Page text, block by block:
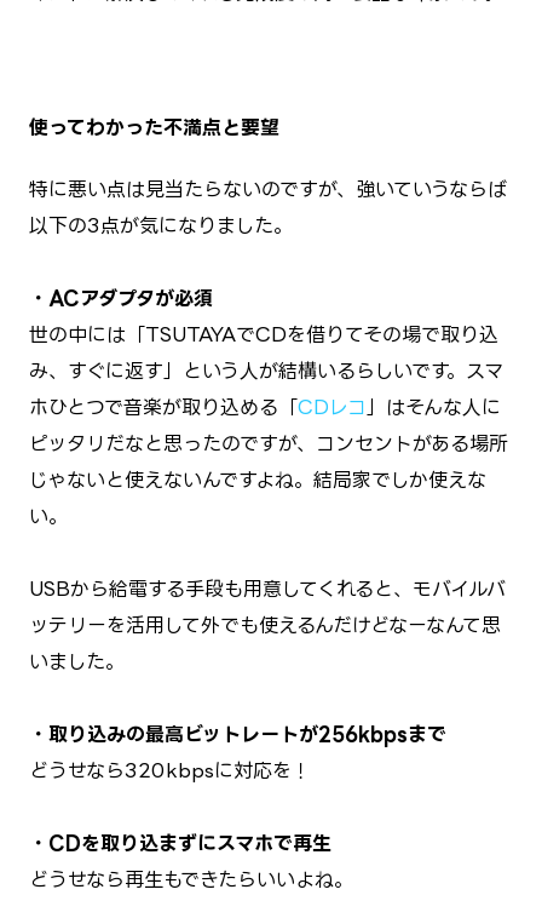
使ってわかった不満点と要望
特に悪い点は見当たらないのですが、強いていうならば
以下の3点が気になりました。
・ACアダプタが必須
世の中には「TSUTAYAでCDを借りてその場で取り込
み、すぐに返す」という人が結構いるらしいです。スマ
ホひとつで音楽が取り込める「CDレコ
」はそんな人に
ピッタリだなと思ったのですが、コンセントがある場所
じゃないと使えないんですよね。結局家でしか使えな
い。
USBから給電する手段も用意してくれると、モバイルバ
ッテリーを活用して外でも使えるんだけどなーなんて思
いました。
・取り込みの最高ビットレートが256kbpsまで
どうせなら320kbpsに対応を！
・CDを取り込まずにスマホで再生
どうせなら再生もできたらいいよね。